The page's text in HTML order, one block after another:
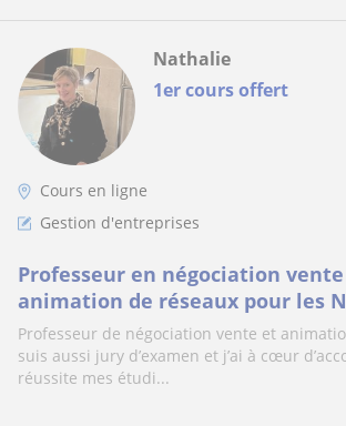
1er cours offert
Nathalie
Cours en ligne
Gestion d'entreprises
Professeur en négociation
animation de réseaux pour les
Professeur de négociation vente et
suis aussi jury d’examen et j’ai à cœur
réussite mes étudi...